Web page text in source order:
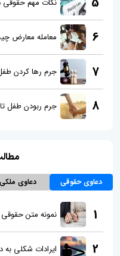
نکات مهم حقوقی
6 معامله معارض
7 جرم رها کردن
8 جرم ربودن طفل
دعاوی حقوقی دعاوی ملکی
1 نمونه متن حقوقی
2 ایرادات شکلی